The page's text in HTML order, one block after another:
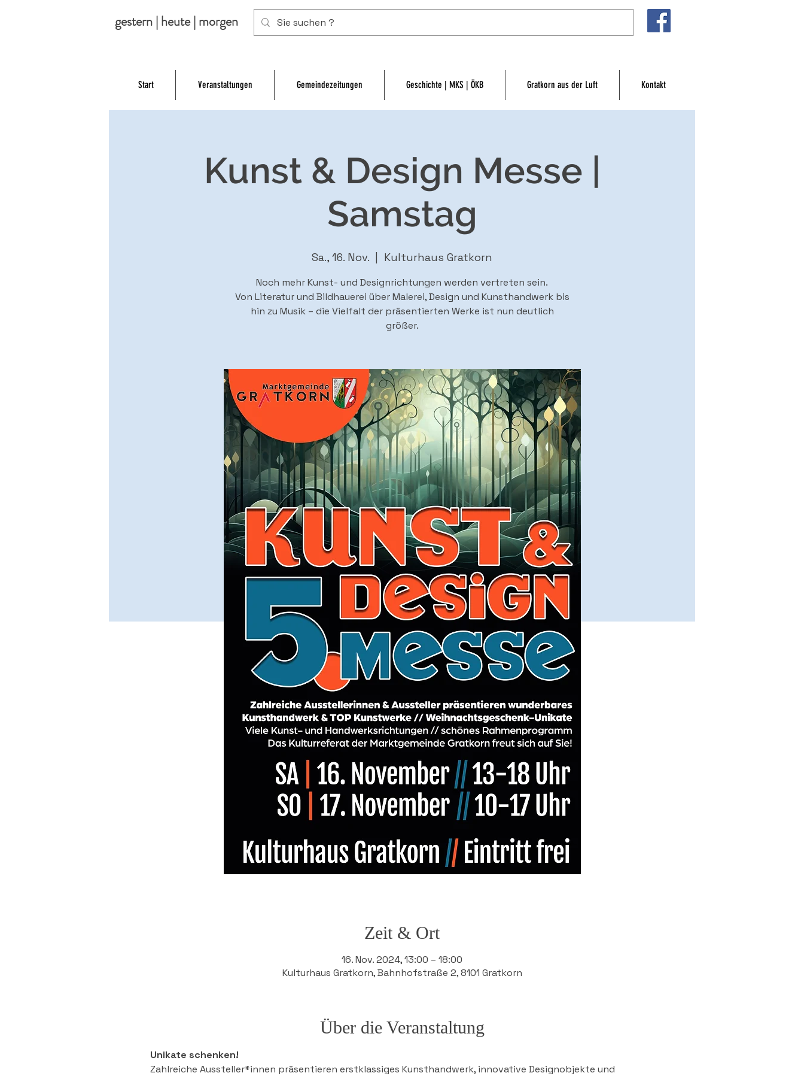
gestern | heute | morgen
Start Veranstaltungen Gemeindezeitungen Geschichte | MKS | ÖKB Gratkorn aus der Luft Kontakt
Kunst & Design Messe |
Samstag
Sa., 16. Nov. Kulturhaus Gratkorn
Noch mehr Kunst- und Designrichtungen werden vertreten sein.
Von Literatur und Bildhauerei über Malerei, Design und Kunsthandwerk bis
hin zu Musik – die Vielfalt der präsentierten Werke ist nun deutlich
größer.
Zeit & Ort
16. Nov. 2024, 13:00 – 18:00
Kulturhaus Gratkorn, Bahnhofstraße 2, 8101 Gratkorn
Über die Veranstaltung
Unikate schenken!
Zahlreiche Aussteller*innen präsentieren erstklassiges Kunsthandwerk, innovative Designobjekte und